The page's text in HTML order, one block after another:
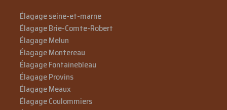
Élagage seine-et-marne
Élagage Brie-Comte-Robert
Élagage Melun
Élagage Montereau
Élagage Fontainebleau
Élagage Provins
Élagage Meaux
Élagage Coulommiers